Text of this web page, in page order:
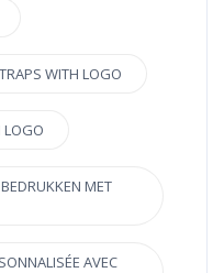
WITH LOGO
LOGO
MET
AVEC